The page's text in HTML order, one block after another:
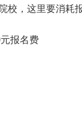
校，这里要消耗
报名费